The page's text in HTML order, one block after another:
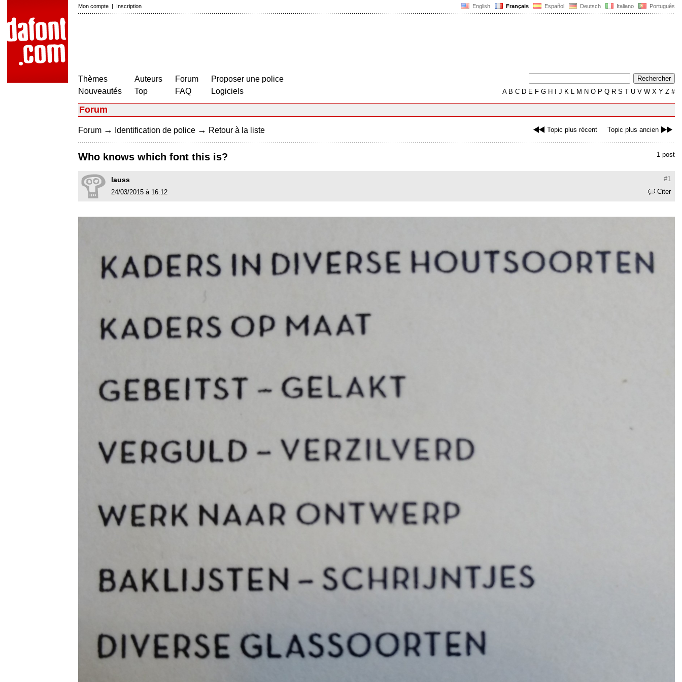
English Français Español Deutsch Italiano Português
Mon compte | Inscription
Thèmes
Nouveautés
Auteurs
Top
Forum
FAQ
Proposer une police
Logiciels
AB C D E F G H J K L M N O P Q R S T U V W X Y Z #
Forum
Topic plus récent Topic plus ancien
Forum → Identification de police → Retour à la liste
1 post
Who knows which font this is?
#1
lauss
Citer
24/03/2015 à 16:12